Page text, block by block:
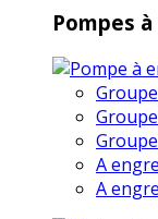
Pompes
A
A